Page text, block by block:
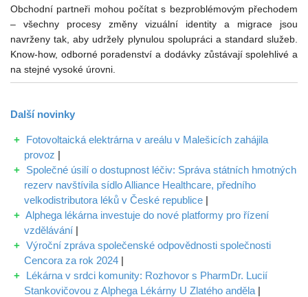
Obchodní partneři mohou počítat s bezproblémovým přechodem
– všechny procesy změny vizuální identity a migrace jsou
navrženy tak, aby udržely plynulou spolupráci a standard služeb.
Know-how, odborné poradenství a dodávky zůstávají spolehlivé a
na stejné vysoké úrovni.
Další novinky
Fotovoltaická elektrárna v areálu v Malešicích zahájila
provoz |
Společné úsilí o dostupnost léčiv: Správa státních hmotných
rezerv navštívila sídlo Alliance Healthcare, předního
velkodistributora léků v České republice |
Alphega lékárna investuje do nové platformy pro řízení
vzdělávání |
Výroční zpráva společenské odpovědnosti společnosti
Cencora za rok 2024 |
Lékárna v srdci komunity: Rozhovor s PharmDr. Lucií
Stankovičovou z Alphega Lékárny U Zlatého anděla |